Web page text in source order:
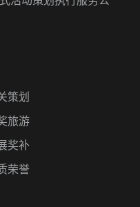
策划
旅游
奖补
荣誉